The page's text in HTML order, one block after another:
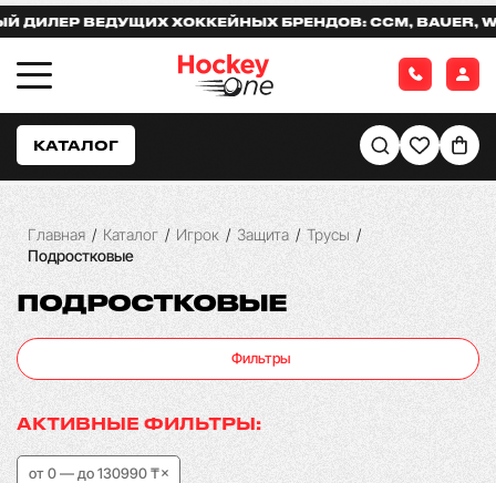
ВЕДУЩИХ ХОККЕЙНЫХ БРЕНДОВ: CCM, BAUER,
КАТАЛОГ
Главная / Каталог / Игрок / Защита / Трусы /
Подростковые
ПОДРОСТКОВЫЕ
Фильтры
АКТИВНЫЕ ФИЛЬТРЫ:
от 0 — до 130990 ₸